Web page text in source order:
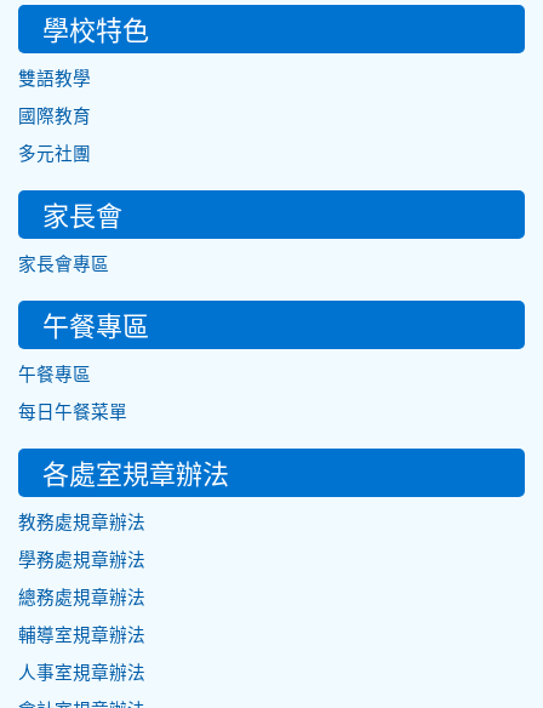
學校特色
雙語教學
國際教育
多元社團
家長會
家長會專區
午餐專區
午餐專區
每日午餐菜單
各處室規章辦法
教務處規章辦法
學務處規章辦法
總務處規章辦法
輔導室規章辦法
人事室規章辦法